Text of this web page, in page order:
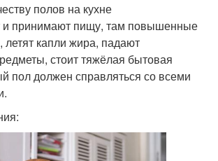
полов на кухне
и принимают пищу, там повышенные
летят капли жира, падают
стоит тяжёлая бытовая
пол должен справляться со всеми